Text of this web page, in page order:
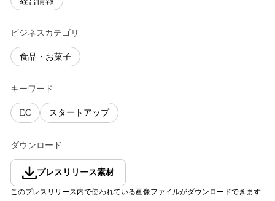
ビジネスカテゴリ
食品・お菓子
キーワード
EC スタートアップ
ダウンロード
プレスリリース素材
このプレスリリース内で使われている画像ファイルがダウンロードできます